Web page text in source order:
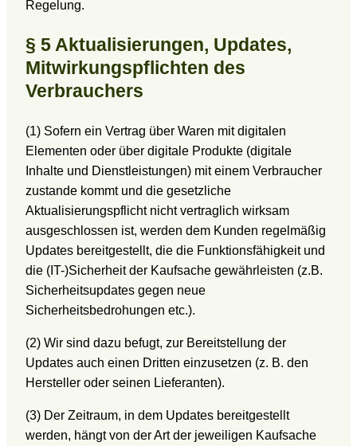
Regelung.
§ 5 Aktualisierungen, Updates,
Mitwirkungspflichten des
Verbrauchers
(1) Sofern ein Vertrag über Waren mit digitalen
Elementen oder über digitale Produkte (digitale
Inhalte und Dienstleistungen) mit einem Verbraucher
zustande kommt und die gesetzliche
Aktualisierungspflicht nicht vertraglich wirksam
ausgeschlossen ist, werden dem Kunden regelmäßig
Updates bereitgestellt, die die Funktionsfähigkeit und
die (IT-)Sicherheit der Kaufsache gewährleisten (z.B.
Sicherheitsupdates gegen neue
Sicherheitsbedrohungen etc.).
(2) Wir sind dazu befugt, zur Bereitstellung der
Updates auch einen Dritten einzusetzen (z. B. den
Hersteller oder seinen Lieferanten).
(3) Der Zeitraum, in dem Updates bereitgestellt
werden, hängt von der Art der jeweiligen Kaufsache